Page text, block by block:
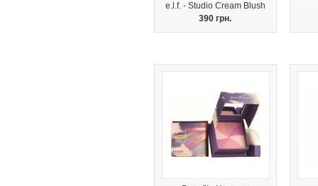
e.l.f. - Studio Cream Blush
390 грн.